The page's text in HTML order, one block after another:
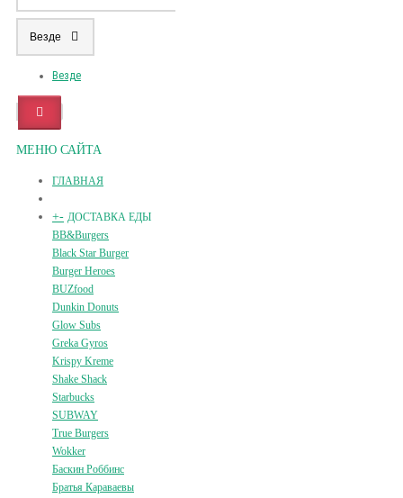
Везде
Везде
МЕНЮ САЙТА
ГЛАВНАЯ
+- ДОСТАВКА ЕДЫ
BB&Burgers
Black Star Burger
Burger Heroes
BUZfood
Dunkin Donuts
Glow Subs
Greka Gyros
Krispy Kreme
Shake Shack
Starbucks
SUBWAY
True Burgers
Wokker
Баскин Роббинс
Братья Караваевы